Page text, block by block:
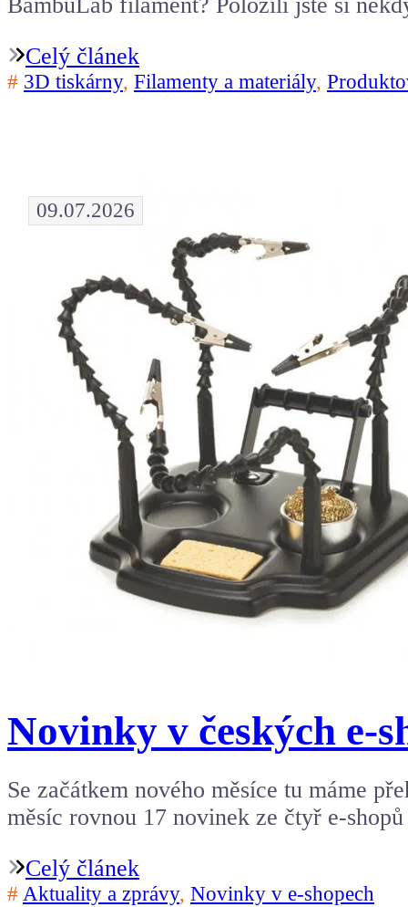
Celý článek
# 3D tiskárny, Filamenty a materiály,
09.07.2026
Novinky v českých e-
Se začátkem nového měsíce tu máme
měsíc rovnou 17 novinek ze čtyř e-
Celý článek
# Aktuality a zprávy, Novinky v e-shopech